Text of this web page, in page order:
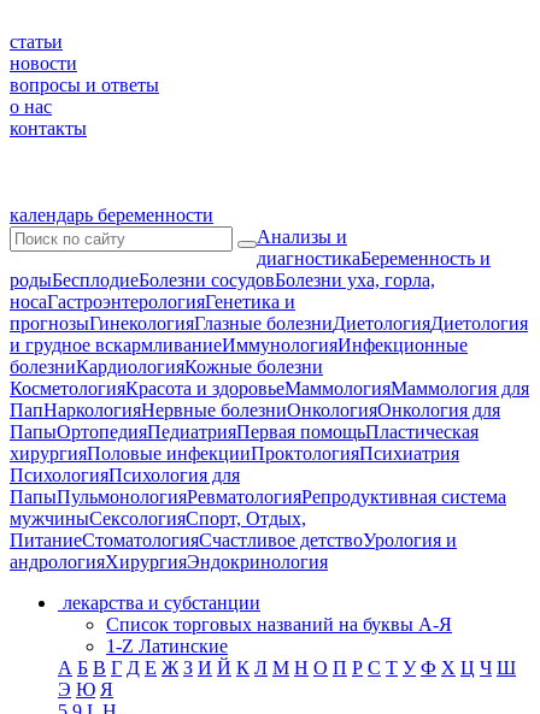
статьи
новости
вопросы и ответы
о нас
контакты
календарь беременности
Анализы и
диагностикаБеременность и
родыБесплодиеБолезни сосудовБолезни уха, горла,
носаГастроэнтерологияГенетика и
прогнозыГинекологияГлазные болезниДиетологияДиетология
и грудное вскармливаниеИммунологияИнфекционные
болезниКардиологияКожные болезни
КосметологияКрасота и здоровьеМаммологияМаммология для
ПапНаркологияНервные болезниОнкологияОнкология для
ПапыОртопедияПедиатрияПервая помощьПластическая
хирургияПоловые инфекцииПроктологияПсихиатрия
ПсихологияПсихология для
ПапыПульмонологияРевматологияРепродуктивная система
мужчиныСексологияСпорт, Отдых,
ПитаниеСтоматологияСчастливое детствоУрология и
андрологияХирургияЭндокринология
лекарства и субстанции
Список торговых названий на буквы А-Я
1-Z Латинские
А Б В Г Д Е Ж З И Й К Л М Н О П Р С Т У Ф Х Ц Ч Ш
Э Ю Я